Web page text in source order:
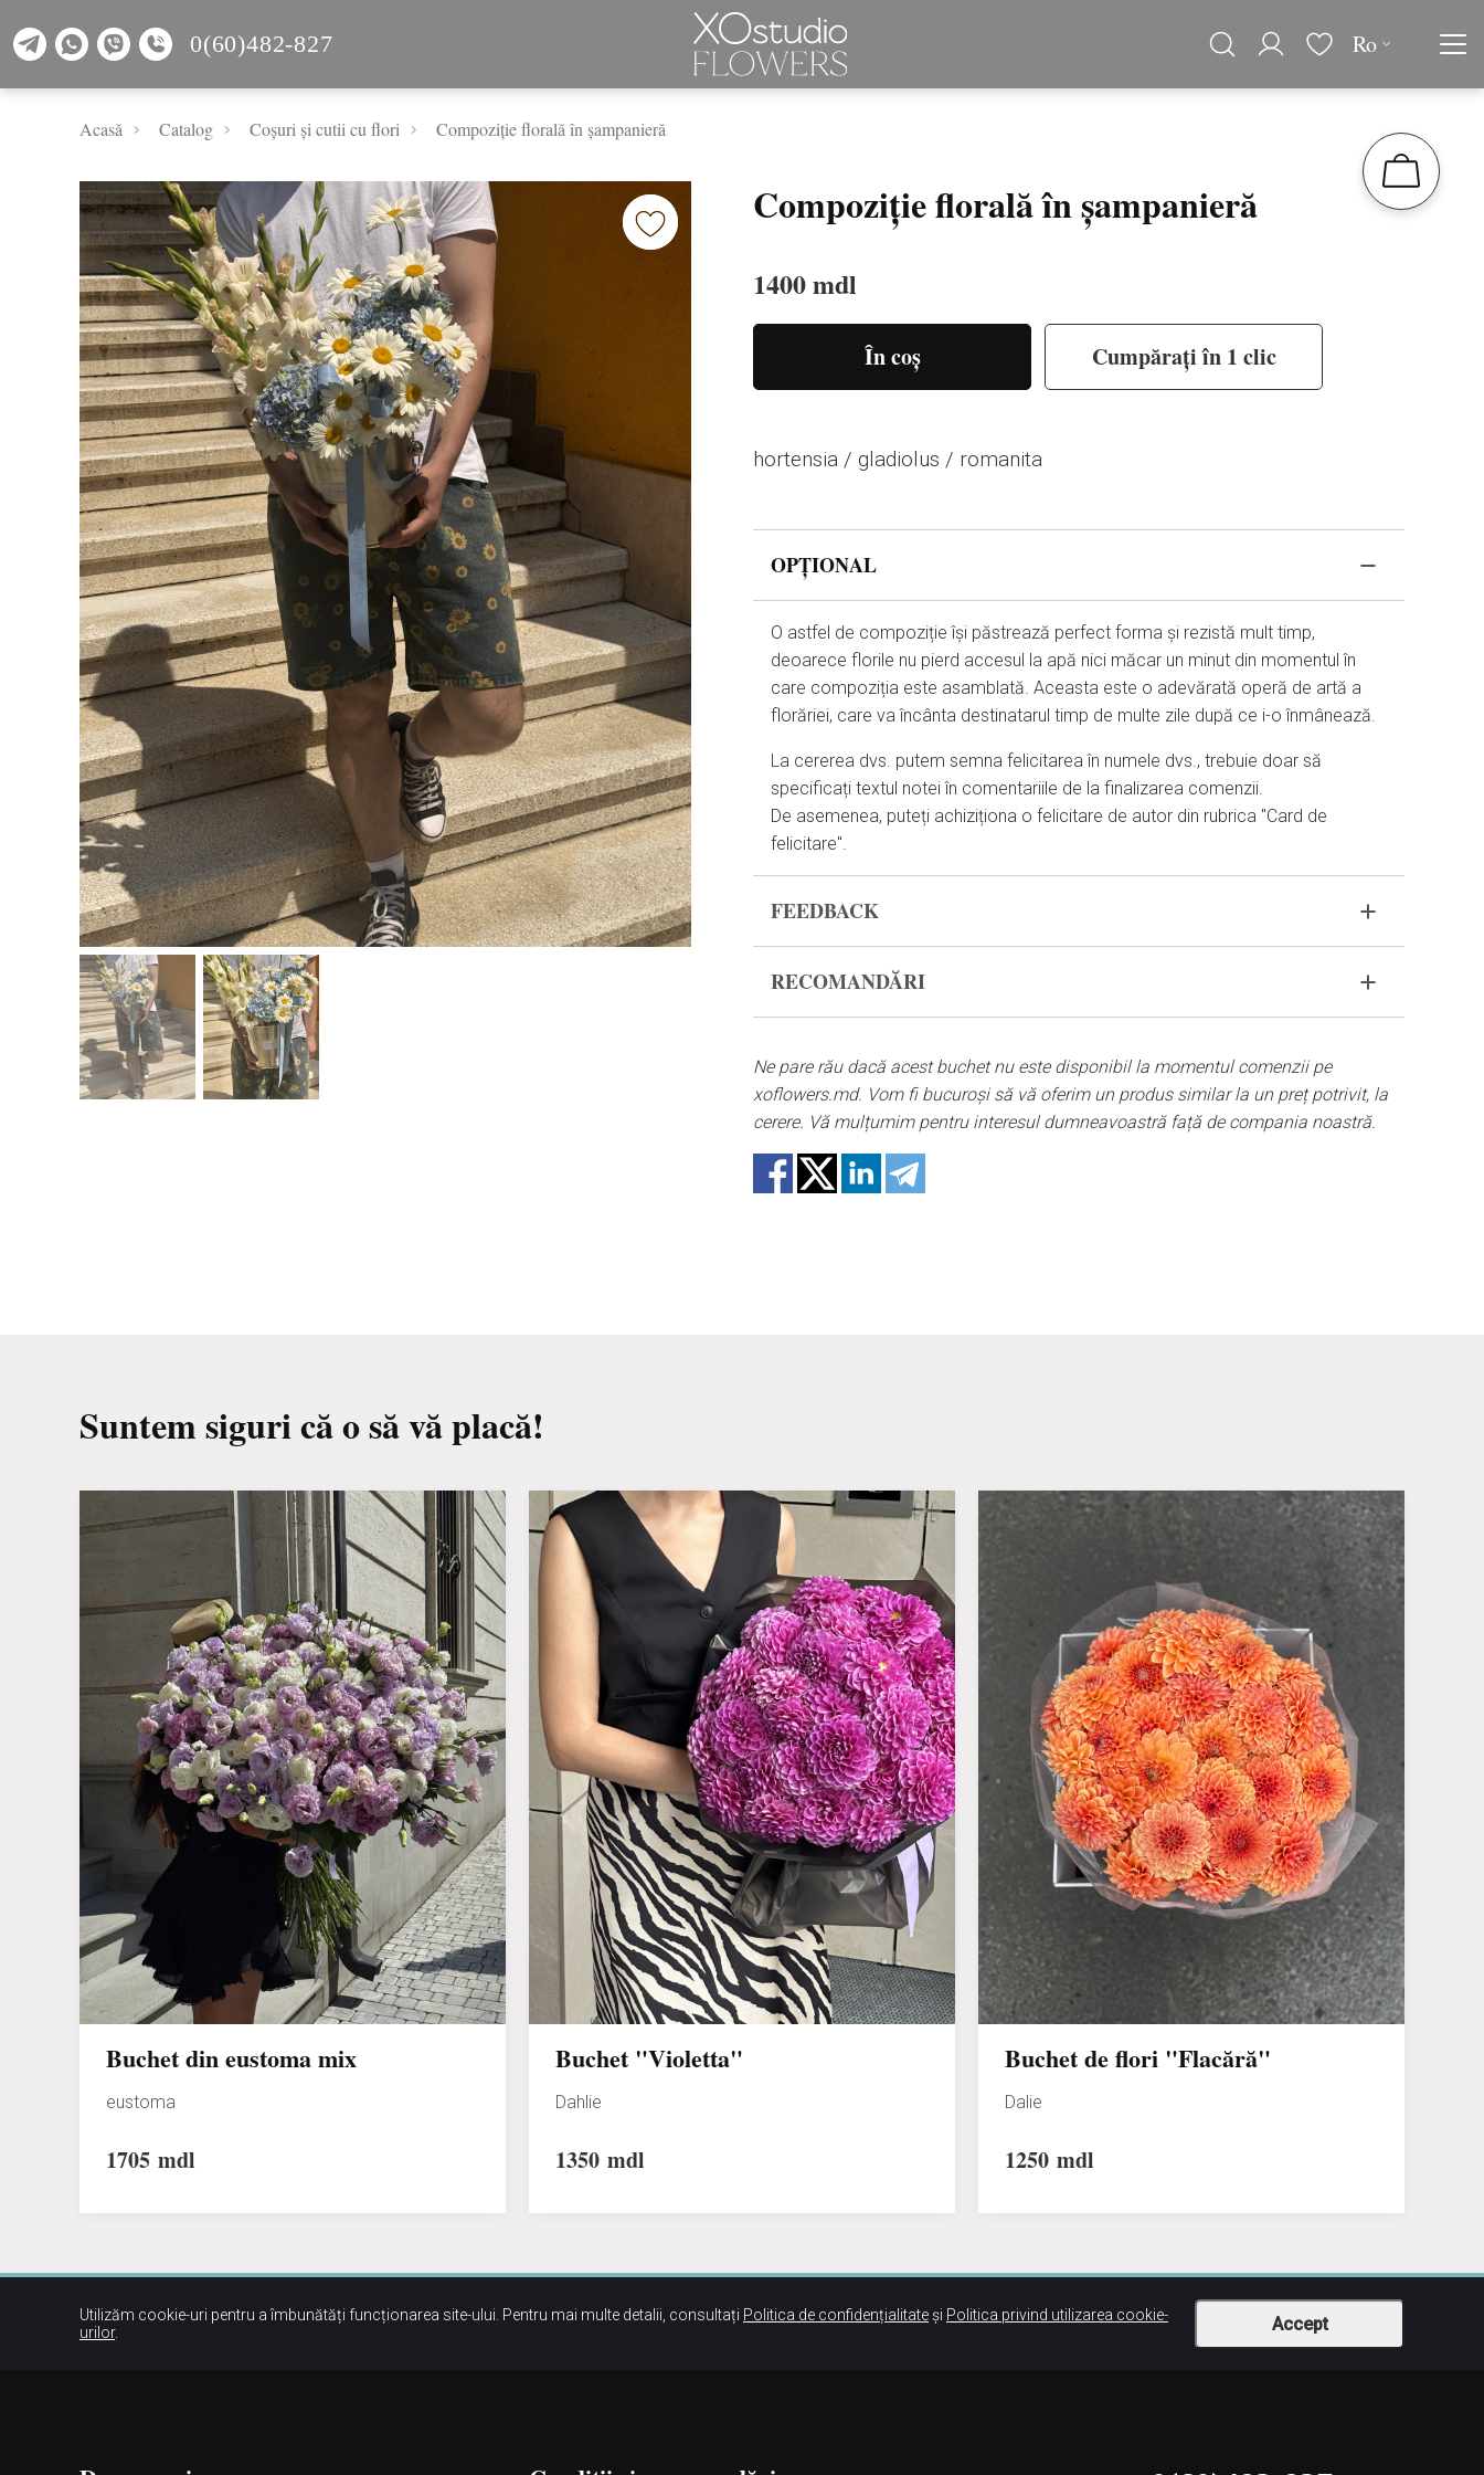
0(60)482-827 Ro
Acasă Catalog Coșuri și cutii cu flori Compoziție florală în șampanieră
Compoziție florală în șampanieră
1400 mdl
În coș Cumpărați în 1 clic
hortensia / gladiolus / romanita
OPȚIONAL
O astfel de compoziție își păstrează perfect forma și rezistă mult timp,
deoarece florile nu pierd accesul la apă nici măcar un minut din momentul în
care compoziția este asamblată. Aceasta este o adevărată operă de artă a
florăriei, care va încânta destinatarul timp de multe zile după ce i-o înmânează.
La cererea dvs. putem semna felicitarea în numele dvs., trebuie doar să
specificați textul notei în comentariile de la finalizarea comenzii.
De asemenea, puteți achiziționa o felicitare de autor din rubrica "Card de
felicitare".
FEEDBACK
stare corespunzătoare, vă rugăm să ne contactați pentru a rezolva problema.
în stoc, vă vom oferi o înlocuire cu un articol similar. De asemenea, trebuie să
știți că florile sunt materiale proaspete, astfel încât compozitii nu este o replică
100% a unei imagini.
RECOMANDĂRI
Ne pare rău dacă acest buchet nu este disponibil la momentul comenzii pe
xoflowers.md. Vom fi bucuroși să vă oferim un produs similar la un preț potrivit, la
cerere. Vă mulțumim pentru interesul dumneavoastră față de compania noastră.
Suntem siguri că o să vă placă!
Buchet din eustoma mix
eustoma
1705 mdl
Buchet "Violetta"
Dahlie
1350 mdl
Buchet de flori "Flacără"
Dalie
1250 mdl
Utilizăm cookie-uri pentru a îmbunătăți funcționarea site-ului. Pentru mai multe detalii, consultați Politica de confidențialitateși Politica privind utilizarea cookie-
urilor. Accept